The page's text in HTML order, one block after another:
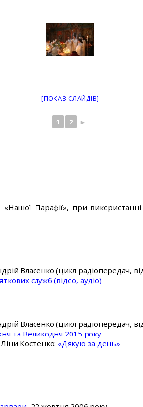
[ПОКАЗ СЛАЙДІВ]
1 2 ►
«Нашої Парафії», при
Власенко (цикл радіопередач,
служб (відео, аудіо)
Власенко (цикл радіопередач,
та Великодня 2015 року
Костенко: «Дякую за день»